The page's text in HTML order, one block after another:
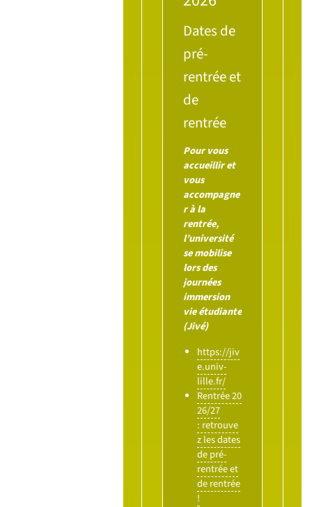
Dates de
pré-
rentrée et
de
rentrée
Pour vous
accueillir et
vous
accompagne
r à la
rentrée,
l’université
se mobilise
lors des
journées
immersion
vie étudiante
(Jivé)
https://jiv
e.univ-
lille.fr/
Rentrée 20
26/27
: retrouve
z les dates
de pré-
rentrée et
de rentrée
!